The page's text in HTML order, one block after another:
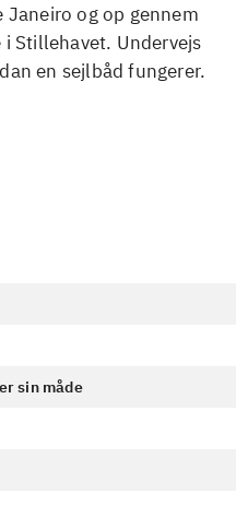
Janeiro og op gennem
Stillehavet. Undervejs
en sejlbåd fungerer.
sin måde